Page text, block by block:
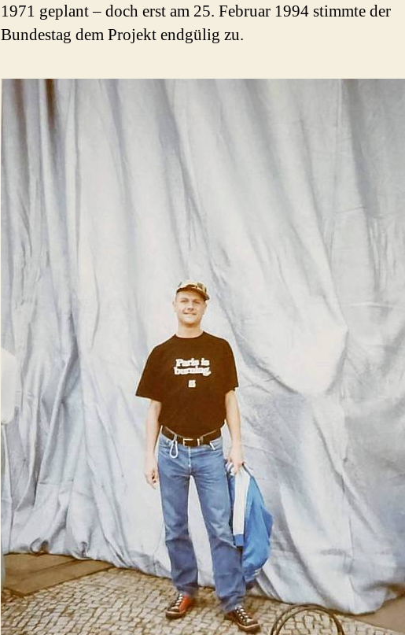
1971 geplant – doch erst am 25. Februar 1994 stimmte der
Bundestag dem Projekt endgülig zu.